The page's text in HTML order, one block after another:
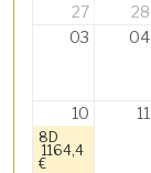
27 28
03
04
10
8D
1164,4
€
11